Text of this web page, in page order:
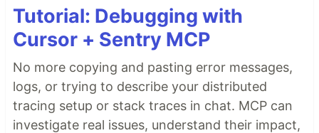
Tutorial: Debugging with
Cursor + Sentry MCP
No more copying and pasting error messages,
logs, or trying to describe your distributed
tracing setup or stack traces in chat. MCP can
investigate real issues, understand their impact,